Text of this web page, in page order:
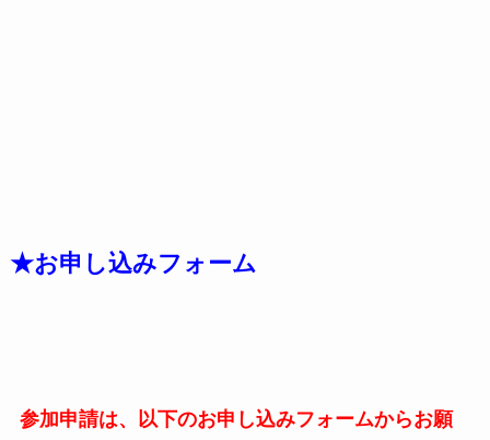
★お申し込みフォーム
参加申請は、以下のお申し込みフォームからお願